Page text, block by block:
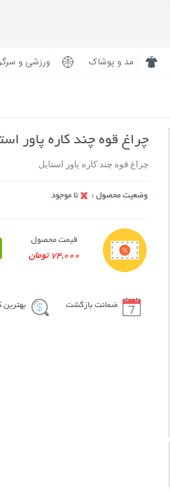
مد و پوشاک ورزشی و
چراغ قوه چند کاره پاور
چراغ قوه چند کاره پاور استایل
قیمت محصول
74,000 تومان
ضمانت بازگشت